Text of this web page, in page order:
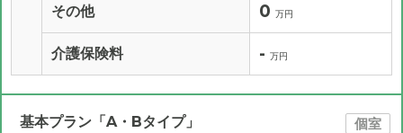
その他 0 万円
介護保険料 - 万円
基本プラン「A・Bタイプ」 個室